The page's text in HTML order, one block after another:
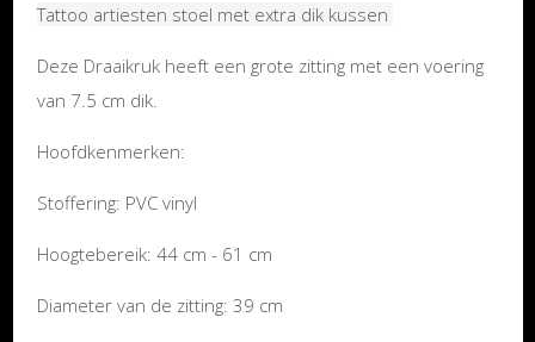
Tattoo artiesten stoel met extra dik kussen
Deze Draaikruk heeft een grote zitting met een voering
van 7.5 cm dik.
Hoofdkenmerken:
Stoffering: PVC vinyl
Hoogtebereik: 44 cm - 61 cm
Diameter van de zitting: 39 cm